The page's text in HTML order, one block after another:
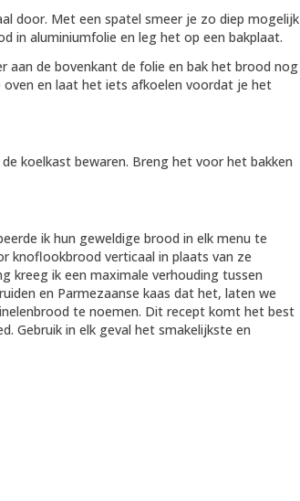
door. Met een spatel smeer je zo diep mogelijk
in aluminiumfolie en leg het op een bakplaat.
aan de bovenkant de folie en bak het brood nog
en laat het iets afkoelen voordat je het
koelkast bewaren. Breng het voor het bakken
ik hun geweldige brood in elk menu te
knoflookbrood verticaal in plaats van ze
kreeg ik een maximale verhouding tussen
en Parmezaanse kaas dat het, laten we
te noemen. Dit recept komt het best
Gebruik in elk geval het smakelijkste en